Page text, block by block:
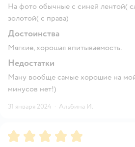
На фото обычные с синей лентой(
золотой( с права)
Достоинства
Мягкие, хорошая впитываемость.
Недостатки
Ману вообще самые хорошие на
минусов нет!)
31 января 2024 · Альбина И.
Рейтинг:5